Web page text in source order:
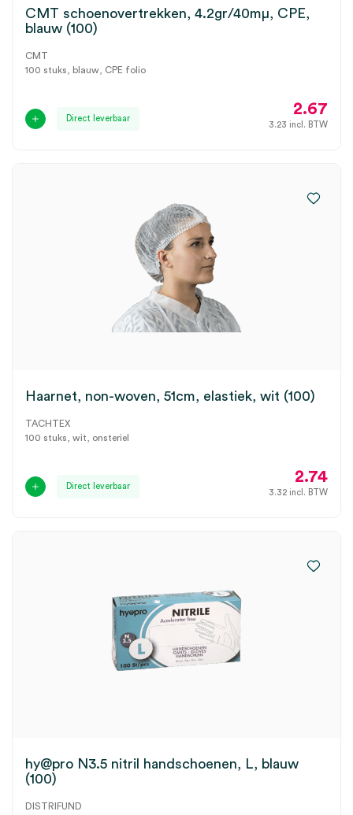
CMT schoenovertrekken, 4.2gr/40mμ, CPE,
blauw (100)
CMT
100 stuks, blauw, CPE folio
Direct leverbaar
2.67
3.23 incl. BTW
Haarnet, non-woven, 51cm, elastiek, wit (100)
TACHTEX
100 stuks, wit, onsteriel
Direct leverbaar
2.74
3.32 incl. BTW
hy@pro N3.5 nitril handschoenen, L, blauw
(100)
DISTRIFUND